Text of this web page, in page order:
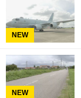
NEW
NEW